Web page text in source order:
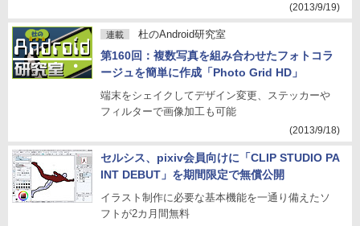
(2013/9/19)
連載 杜のAndroid研究室
第160回：複数写真を組み合わせたフォトコラ
ージュを簡単に作成「Photo Grid HD」
端末をシェイクしてデザイン変更、ステッカーや
フィルターで画像加工も可能
(2013/9/18)
セルシス、pixiv会員向けに「CLIP STUDIO PA
INT DEBUT」を期間限定で無償公開
イラスト制作に必要な基本機能を一通り備えたソ
フトが2カ月間無料